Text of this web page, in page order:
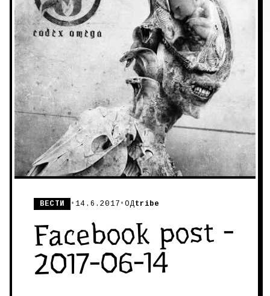
ВЕСТИ • 14.6.2017 •ОДtribe
Facebook post -
2017-06-14